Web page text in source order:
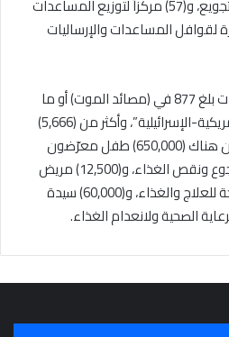
طعام في إطار فرض سياسة التجويع، و(57) مركزاً لتوزيع المساعدات
كما أنه استهد121 مرة لقوافل المساعدات والإرساليات
وأكد أن عدد شهداء المساعدات بلغ 877 في (مصائد الموت) أو ما
تُسمى “مراكز المساعدات الأمريكية-الإسرائيلية”، وأكثر من (5,666)
مصابا، و42 مفقوداً، موضحا أن هناك (650,000) طفل معرّضون
للموت بسبب سوء التغذية والجوع ونقص الغذاء، و(12,500) مريض
سرطان يواجهون الموت وبحاجة للعلاج والغذاء، و(60,000) سيدة
الصحية ولانعدام الغذاء.